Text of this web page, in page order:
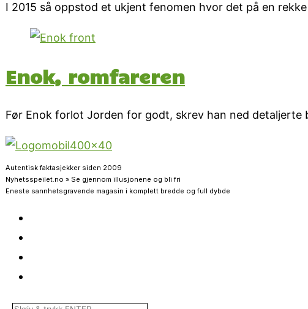
I 2015 så oppstod et ukjent fenomen hvor det på en
Enok, romfareren
Før Enok forlot Jorden for godt, skrev han ned detaljerte
Autentisk faktasjekker siden 2009
Nyhetsspeilet.no » Se gjennom illusjonene og bli fri
Eneste sannhetsgravende magasin i komplett bredde og full dybde